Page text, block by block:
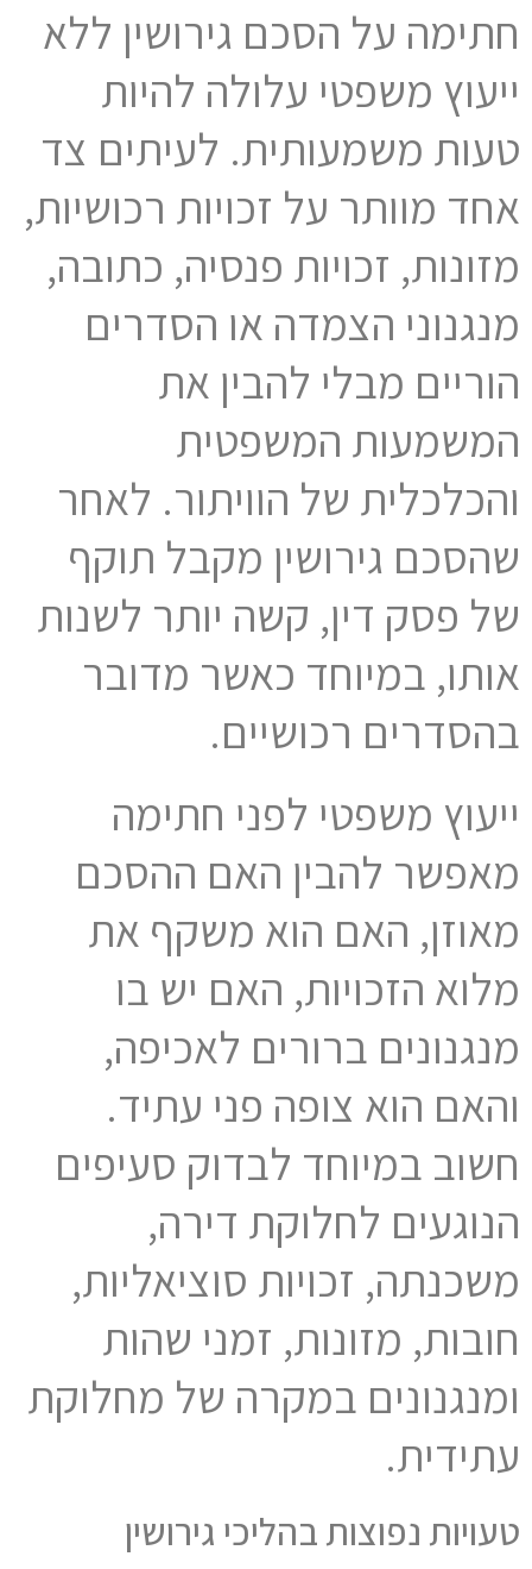
חתימה על הסכם גירושין ללא
ייעוץ משפטי עלולה להיות
טעות משמעותית. לעיתים צד
אחד מוותר על זכויות רכושיות,
מזונות, זכויות פנסיה, כתובה,
מנגנוני הצמדה או הסדרים
הוריים מבלי להבין את
המשמעות המשפטית
והכלכלית של הוויתור. לאחר
שהסכם גירושין מקבל תוקף
של פסק דין, קשה יותר לשנות
אותו, במיוחד כאשר מדובר
בהסדרים רכושיים.
ייעוץ משפטי לפני חתימה
מאפשר להבין האם ההסכם
מאוזן, האם הוא משקף את
מלוא הזכויות, האם יש בו
מנגנונים ברורים לאכיפה,
והאם הוא צופה פני עתיד.
חשוב במיוחד לבדוק סעיפים
הנוגעים לחלוקת דירה,
משכנתה, זכויות סוציאליות,
חובות, מזונות, זמני שהות
ומנגנונים במקרה של מחלוקת
עתידית.
טעויות נפוצות בהליכי גירושין